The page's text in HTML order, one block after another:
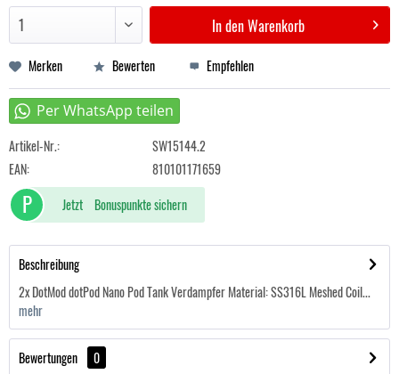
In denWarenkorb
Merken Bewerten Empfehlen
Artikel-Nr.:
SW15144.2
EAN:
810101171659
P Jetzt Bonuspunkte sichern
Beschreibung
2x DotMod dotPod Nano Pod Tank Verdampfer Material: SS316L Meshed Coil...
mehr
Bewertungen
0